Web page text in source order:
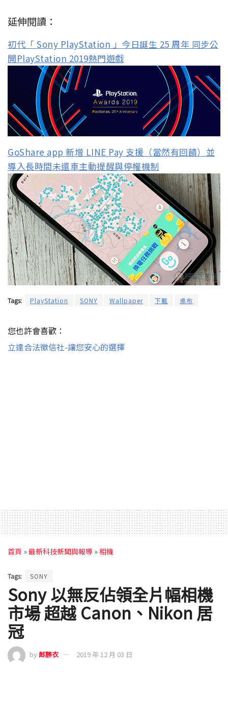
延伸閱讀：
初代「 Sony PlayStation 」今日誕生 25 周年 同步公
開PlayStation 2019熱門遊戲
GoShare app 新增 LINE Pay 支援（當然有回饋）並
導入長時間未還車主動提醒與停權機制
Tags: PlayStation SONY Wallpaper 下載 桌布
您也許會喜歡：
立達合法徵信社-讓您安心的選擇
首頁 »最新科技新聞與報導 »相機
Tags: SONY
Sony 以無反佔領全片幅相機
市場 超越 Canon、Nikon 居
冠
by 郎勝衣 2019 年 12 月 03 日